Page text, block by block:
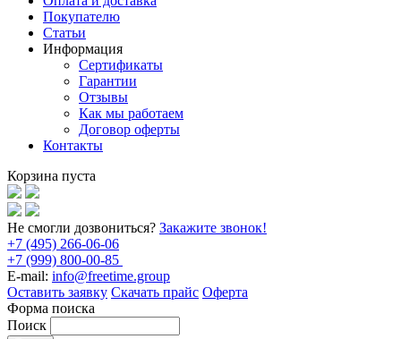
Покупателю
Статьи
Информация
Сертификаты
Гарантии
Отзывы
Как мы работаем
Договор оферты
Контакты
Корзина пуста
Не смогли дозвониться? Закажите звонок!
+7 (495) 266-06-06
+7 (999) 800-00-85
E-mail: info@freetime.group
Оставить заявку Скачать прайс Оферта
Форма поиска
Поиск